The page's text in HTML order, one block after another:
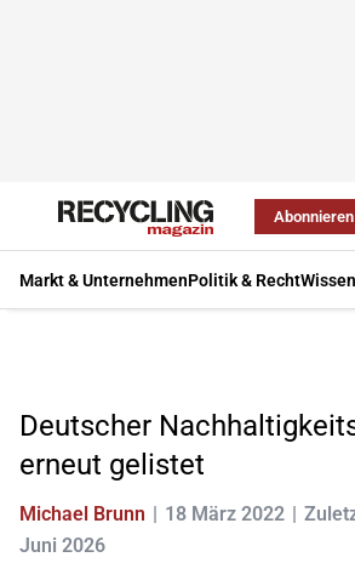
Abonnieren
Markt & UnternehmenPolitik & Recht
Deutscher
erneut gelistet
Michael Brunn 18 März 2022
Juni 2026